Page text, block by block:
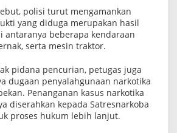
n
g
B
u
k
t
B
e
r
s
e
r
polisi turut mengamankan
yang diduga merupakan hasil
antaranya beberapa kendaraan
serta mesin traktor.
pidana pencurian, petugas juga
dugaan penyalahgunaan narkotika
Penanganan kasus narkotika
diserahkan kepada Satresnarkoba
proses hukum lebih lanjut.